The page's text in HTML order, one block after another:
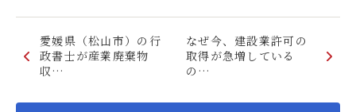
愛媛県（松山市）の行
政書士が産業廃棄物
収…
なぜ今、建設業許可の
取得が急増している
の…